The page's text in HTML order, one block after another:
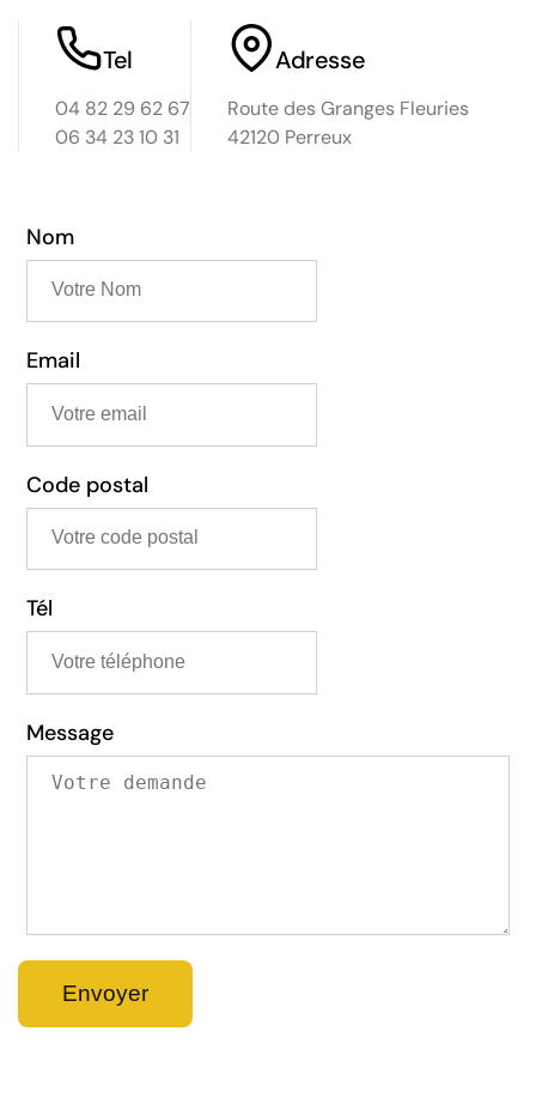
Tel
04 82 29 62 67
06 34 23 10 31
Adresse
Route des Granges Fleuries
42120 Perreux
Nom
Email
Code postal
Tél
Message